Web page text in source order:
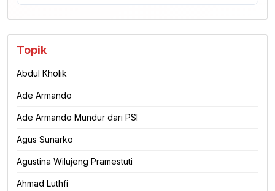
Topik
Abdul Kholik
Ade Armando
Ade Armando Mundur dari PSI
Agus Sunarko
Agustina Wilujeng Pramestuti
Ahmad Luthfi